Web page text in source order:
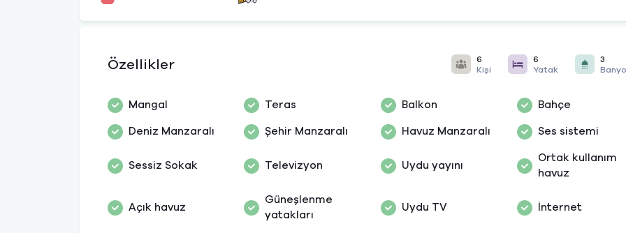
Özellikler
6
Kişi
6
Yatak
3
Banyo
Mangal Teras Balkon Bahçe
Deniz Manzaralı Şehir Manzaralı Havuz Manzaralı Ses sistemi
Sessiz Sokak Televizyon Uydu yayını
Ortak kullanım
havuz
Açık havuz
Güneşlenme
yatakları
Uydu TV İnternet